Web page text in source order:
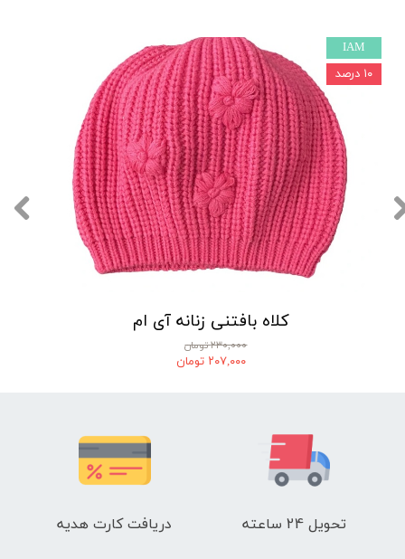
کلاه بافتنی زنانه آی ام
۲۳۰,۰۰۰ تومان
۲۰۷,۰۰۰ تومان
IAM
۱۰ درصد
تحویل 24 ساعته دریافت کارت هدیه